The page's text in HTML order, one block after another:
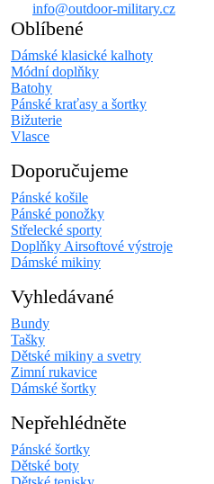
info@outdoor-military.cz
Oblíbené
Dámské klasické kalhoty
Módní doplňky
Batohy
Pánské kraťasy a šortky
Bižuterie
Vlasce
Doporučujeme
Pánské košile
Pánské ponožky
Střelecké sporty
Doplňky Airsoftové výstroje
Dámské mikiny
Vyhledávané
Bundy
Tašky
Dětské mikiny a svetry
Zimní rukavice
Dámské šortky
Nepřehlédněte
Pánské šortky
Dětské boty